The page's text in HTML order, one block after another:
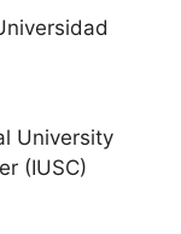
University
(IUSC)